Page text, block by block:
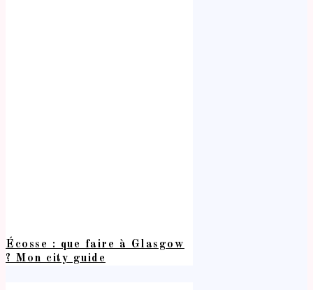
Écosse : que faire à Glasgow
? Mon city guide